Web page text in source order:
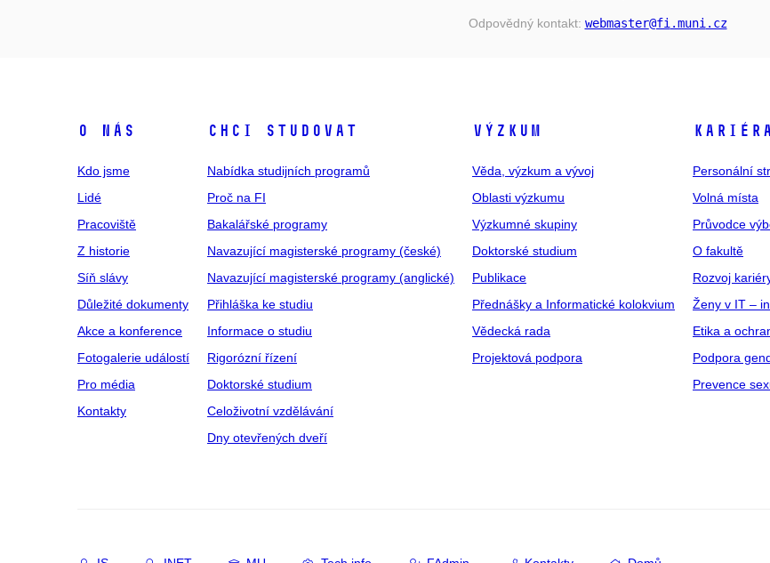
Odpovědný kontakt: webmaster@fi .muni .cz
O NÁS
Kdo jsme
Lidé
Pracoviště
Z historie
Síň slávy
Důležité dokumenty
Akce a konference
Fotogalerie událostí
Pro média
Kontakty
CHCI STUDOVAT
Nabídka studijních programů
Proč na FI
Bakalářské programy
Navazující magisterské programy (české)
Navazující magisterské programy (anglické)
Přihláška ke studiu
Informace o studiu
Rigorózní řízení
Doktorské studium
Celoživotní vzdělávání
Dny otevřených dveří
VÝZKUM
Věda, výzkum a vývoj
Oblasti výzkumu
Výzkumné skupiny
Doktorské studium
Publikace
Přednášky a Informatické kolokvium
Vědecká rada
Projektová podpora
KARIÉRA
Personální
Volná místa
Průvodce
O fakultě
Rozvoj
Ženy v IT –
Etika a
Podpora
Prevence